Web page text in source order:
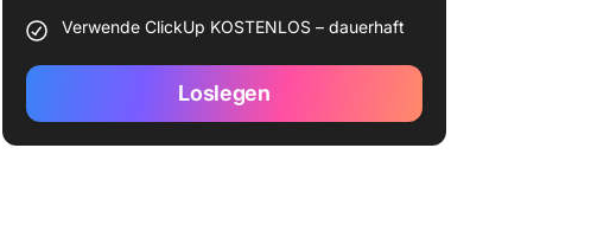
Verwende ClickUp KOSTENLOS – dauerhaft
Loslegen